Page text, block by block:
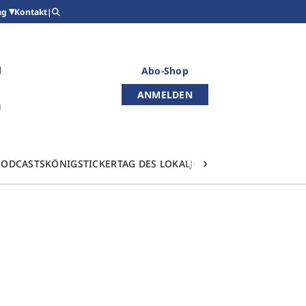
Kontakt|
Abo-Shop
ANMELDEN
KÖNIGSTICKERTAG DES LOKALJOURNALISMUS